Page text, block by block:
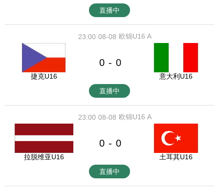
直播中
08-08
23:00 欧锦U16 A
捷克U16
0 - 0
意大利U16
直播中
08-08
23:00 欧锦U16 A
拉脱维亚U16
0 - 0
土耳其U16
直播中